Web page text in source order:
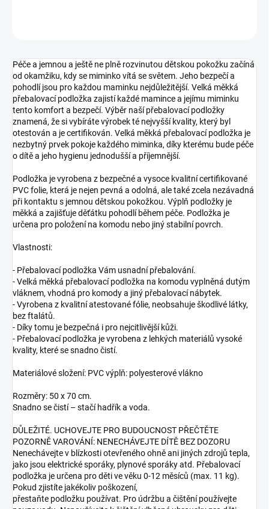
Péče a jemnou a ještě ne plně rozvinutou dětskou pokožku začíná
od okamžiku, kdy se miminko vítá se světem. Jeho bezpečí a
pohodlí jsou pro každou maminku nejdůležitější. Velká měkká
přebalovací podložka zajistí každé mamince a jejímu miminku
tento komfort a bezpečí. Výběr naší přebalovací podložky
znamená, že si vybíráte výrobek té nejvyšší kvality, který byl
otestován a je certifikován. Velká měkká přebalovací podložka je
nezbytný prvek pokoje každého miminka, díky kterému bude péče
o dítě a jeho hygienu jednodušší a příjemnější.
Podložka je vyrobena z bezpečné a vysoce kvalitní certifikované
PVC folie, která je nejen pevná a odolná, ale také zcela nezávadná
při kontaktu s jemnou dětskou pokožkou. Výplň podložky je
měkká a zajišťuje děťátku pohodlí během péče. Podložka je
určena pro položení na komodu nebo jiný stabilní povrch.
Vlastnosti:
- Přebalovací podložka Vám usnadní přebalování.
- Velká měkká přebalovací podložka na komodu vyplněná dutým
vláknem, vhodná pro komody a jiný přebalovací nábytek.
- Vyrobena z kvalitní atestované fólie, neobsahuje škodlivé látky,
bez ftalátů.
- Díky tomu je bezpečná i pro nejcitlivější kůži.
- Přebalovací podložka je vyrobena z lehkých materiálů vysoké
kvality, které se snadno čistí.
Materiálové složení: PVC výplň: polyesterové vlákno
Rozměry: 50 x 70 cm.
Snadno se čistí – stačí hadřík a voda.
DŮLEŽITÉ. UCHOVEJTE PRO BUDOUCNOST PŘEČTĚTE
POZORNĚ VAROVÁNÍ: NENECHÁVEJTE DÍTĚ BEZ DOZORU
Nenechávejte v blízkosti otevřeného ohně ani jiných zdrojů tepla,
jako jsou elektrické sporáky, plynové sporáky atd. Přebalovací
podložka je určena pro děti ve věku 0-12 měsíců (max. 11 kg).
Pokud zjistíte jakékoliv poškození,
přestaňte podložku používat. Pro údržbu a čištění používejte